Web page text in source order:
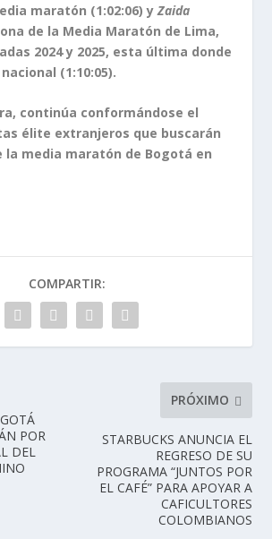
maratón (1:02:06) yZaida
de la Media Maratón de Lima,
2024 y 2025, esta última donde
(1:10:05).
continúa conformándose el
élite extranjeros que buscarán
la media maratón de Bogotá en
COMPARTIR:
POR
DEL
PRÓXIMO
STARBUCKS ANUNCIA EL
REGRESO DE SU
PROGRAMA “JUNTOS POR
EL CAFÉ” PARA APOYAR A
CAFICULTORES
COLOMBIANOS